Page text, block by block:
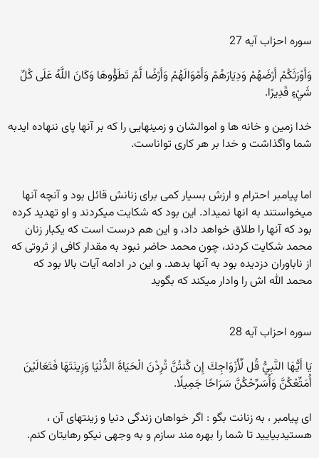
سوره احزاب آیه 27
وَأَوْرَثَكُمْ أَرْضَهُمْ وَدِيَارَهُمْ وَأَمْوَالَهُمْ وَأَرْضًا لَّمْ تَطَؤُوهَا وَكَانَ اللَّهُ عَلَى كُلِّ
شَيْءٍ قَدِيرًا.
خدا زمين و خانه ها و اموالشان و زمينهايی را که بر آنها پای ننهاده ايدبه
شما واگذاشت و خدا بر هر کاری تواناست.
اما پیامبر احترام و ارزش بسیار کمی برای زنانش قائل بود و آنچه آنها
میخواستند به انها نمیداد. این بود که شکایت میکردند و او تهدید کرده
بود که آنها را طلاق خواهد داد، و این هم درست است که یکبار زنان
محمد شکایت کردند، چون محمد حاضر نبود به مقدار کافی از ثروتی که
از ناباوران دزدیده بود به آنها بدهد. و این در ادامه آیات بالا بود که
محمد الله اش را وادار میکند که بگوید
سوره احزاب آیه 28
يَا أَيُّهَا النَّبِيُّ قُل لِّأَزْوَاجِكَ إِن كُنتُنَّ تُرِدْنَ الْحَيَاةَ الدُّنْيَا وَزِينَتَهَا فَتَعَالَيْنَ
أُمَتِّعْكُنَّ وَأُسَرِّحْكُنَّ سَرَاحًا جَمِيلًا.
ای پيامبر ، به زنانت بگو : اگر خواهان زندگی دنيا و زينتهای آن ،
هستيدبياييد تا شما را بهره مند سازم و به وجهی نيکو رهايتان کنم.